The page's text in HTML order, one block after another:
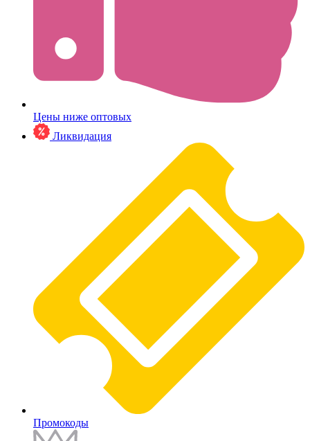
Цены ниже оптовых
Ликвидация
Промокоды